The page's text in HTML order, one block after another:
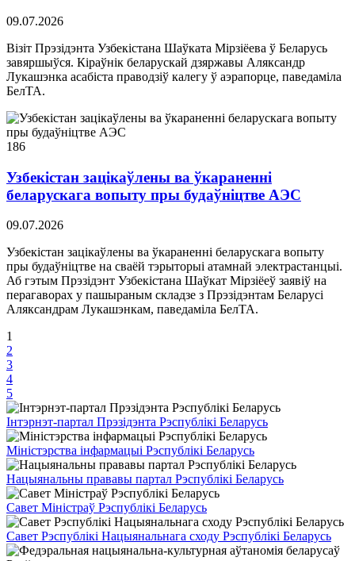
09.07.2026
Візіт Прэзідэнта Узбекістана Шаўката Мірзіёева ў Беларусь
завяршыўся. Кіраўнік беларускай дзяржавы Аляксандр
Лукашэнка асабіста праводзіў калегу ў аэрапорце, паведаміла
БелТА.
186
Узбекістан зацікаўлены ва ўкараненні
беларускага вопыту пры будаўніцтве АЭС
09.07.2026
Узбекістан зацікаўлены ва ўкараненні беларускага вопыту
пры будаўніцтве на сваёй тэрыторыі атамнай электрастанцыі.
Аб гэтым Прэзідэнт Узбекістана Шаўкат Мірзіёеў заявіў на
перагаворах у пашыраным складзе з Прэзідэнтам Беларусі
Аляксандрам Лукашэнкам, паведаміла БелТА.
1
2
3
4
5
Інтэрнэт-партал Прэзідэнта Рэспублікі Беларусь
Міністэрства інфармацыі Рэспублікі Беларусь
Нацыянальны прававы партал Рэспублікі Беларусь
Савет Міністраў Рэспублікі Беларусь
Савет Рэспублікі Нацыянальнага сходу Рэспублікі Беларусь